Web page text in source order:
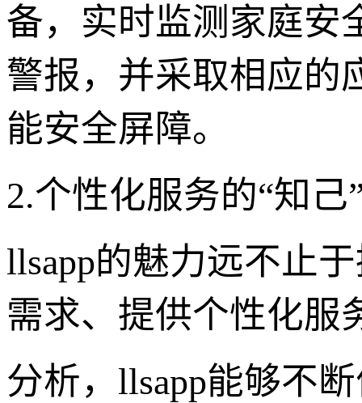
备，实时监测家庭安
警报，并采取相应的
能安全屏障。
2.个性化服务的“知
llsapp的魅力远不止
需求、提供个性化服
分析，llsapp能够不